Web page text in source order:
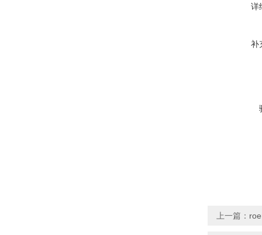
详
补
上一篇：